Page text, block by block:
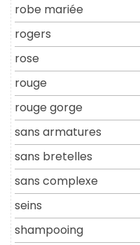
robe mariée
rogers
rose
rouge
rouge gorge
sans armatures
sans bretelles
sans complexe
seins
shampooing